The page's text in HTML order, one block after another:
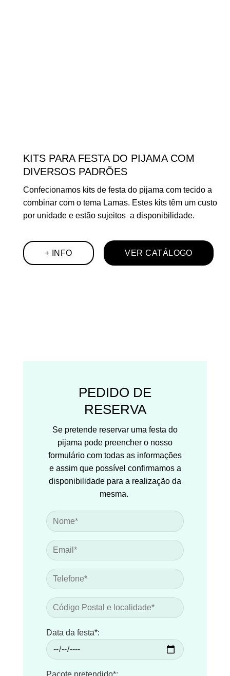
KITS PARA FESTA DO PIJAMA COM
DIVERSOS PADRÕES
Confecionamos kits de festa do pijama com tecido a
combinar com o tema Lamas. Estes kits têm um custo
por unidade e estão sujeitos a disponibilidade.
+ INFO VER CATÁLOGO
PEDIDO DE
RESERVA
Se pretende reservar uma festa do
pijama pode preencher o nosso
formulário com todas as informações
e assim que possível confirmamos a
disponibilidade para a realização da
mesma.
Data da festa*:
Pacote pretendido*: